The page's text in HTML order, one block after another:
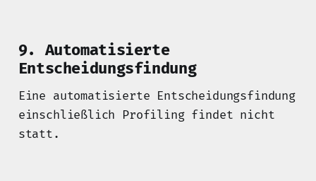
9. Automatisierte
Entscheidungsfindung
Eine automatisierte Entscheidungsfindung
einschließlich Profiling findet nicht
statt.